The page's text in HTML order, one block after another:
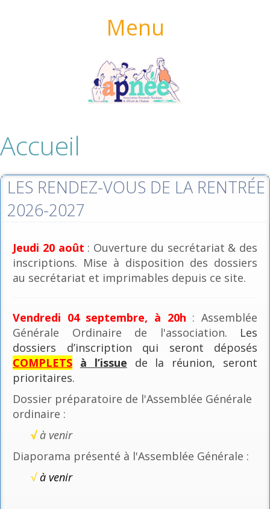
Menu
Accueil
LES RENDEZ-VOUS DE LA RENTRÉE
2026-2027
Jeudi 20 août : Ouverture du secrétariat & des
inscriptions. Mise à disposition des dossiers
au secrétariat et imprimables depuis ce site.
Vendredi 04 septembre, à 20h : Assemblée
Générale Ordinaire de l'association. Les
dossiers d’inscription qui seront déposés
COMPLETS à l’issue de la réunion, seront
prioritaires.
Dossier préparatoire de l'Assemblée Générale
ordinaire :
√ à venir
Diaporama présenté à l'Assemblée Générale :
√à venir